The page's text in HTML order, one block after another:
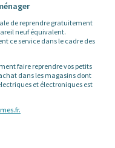
de reprendre gratuitement
neuf équivalent.
ce service dans le cadre des
faire reprendre vos petits
dans les magasins dont
et électroniques est